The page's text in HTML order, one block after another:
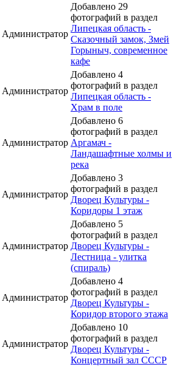
Администратор
Добавлено 29
фотографий в раздел
Липецкая область -
Сказочный замок, Змей
Горыныч, современное
кафе
Администратор
Добавлено 4
фотографий в раздел
Липецкая область -
Храм в поле
Администратор
Добавлено 6
фотографий в раздел
Аргамач -
Ландашафтные холмы и
река
Администратор
Добавлено 3
фотографий в раздел
Дворец Культуры -
Коридоры 1 этаж
Администратор
Добавлено 5
фотографий в раздел
Дворец Культуры -
Лестница - улитка
(спираль)
Администратор
Добавлено 4
фотографий в раздел
Дворец Культуры -
Коридор второго этажа
Администратор
Добавлено 10
фотографий в раздел
Дворец Культуры -
Концертный зал СССР